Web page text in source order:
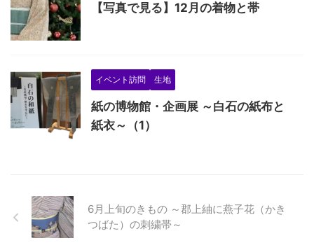
【写真で見る】12月の着物と帯
イベント訪問 生地
紙の博物館・企画展 ～白石の紙布と
紙衣～（1）
6月上旬のきもの ～郡上紬に燕子花（かき
つばた）の刺繍帯～